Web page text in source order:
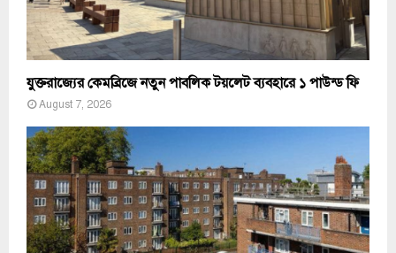
যুক্তরাজ্যের কেমব্রিজে নতুন পাবলিক টয়লেট ব্যবহারে ১ পাউন্ড ফি
August 7, 2026